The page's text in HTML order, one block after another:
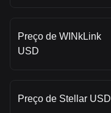
Preço de WINkLink
USD
Preço de Stellar USD